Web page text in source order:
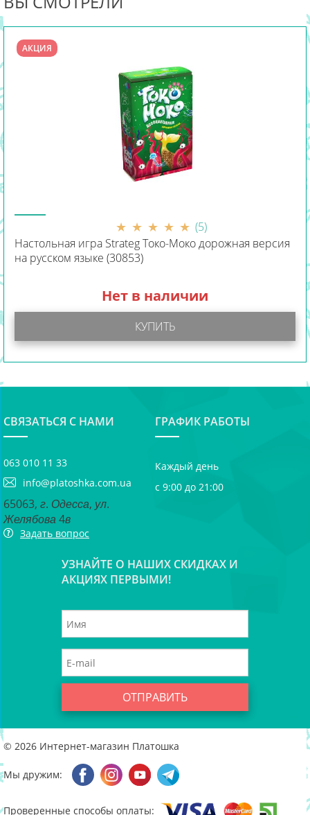
АКЦИЯ
(5)
Настольная игра Strateg Токо-Моко дорожная версия
на русском языке (30853)
Нет в наличии
КУПИТЬ
СВЯЗАТЬСЯ С НАМИ
063 010 11 33
info@platoshka.com.ua
65063, г. Одесса, ул.
Желябова 4в
Задать вопрос
ГРАФИК РАБОТЫ
Каждый день
с 9:00 до 21:00
УЗНАЙТЕ О НАШИХ СКИДКАХ И
АКЦИЯХ ПЕРВЫМИ!
ОТПРАВИТЬ
© 2026 Интернет-магазин Платошка
Мы дружим:
Проверенные способы оплаты: